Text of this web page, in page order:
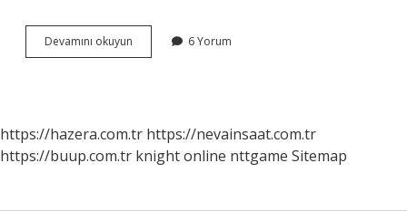
Devamını okuyun
Kültürü
6 Yorum
https://hazera.com.tr https://nevainsaat.com.tr
https://buup.com.tr knight online nttgame Sitemap